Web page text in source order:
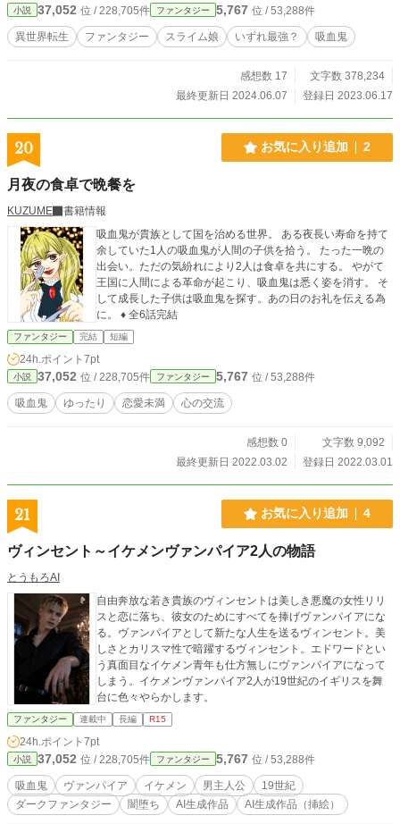
小説 37,052 位 / 228,705件 ファンタジー 5,767 位 / 53,288件
異世界転生 ファンタジー スライム娘 いずれ最強？ 吸血鬼
感想数 17
文字数 378,234
最終更新日 2024.06.07
登録日 2023.06.17
20 お気に入り追加 2
月夜の食卓で晩餐を
KUZUME
書籍情報
吸血鬼が貴族として国を治める世界。 ある夜長い寿命を持て
余していた1人の吸血鬼が人間の子供を拾う。 たった一晩の
出会い。ただの気紛れにより2人は食卓を共にする。 やがて
王国に人間による革命が起こり、吸血鬼は悉く姿を消す。 そ
して成長した子供は吸血鬼を探す。あの日のお礼を伝える為
に。 ♦︎ 全6話完結
ファンタジー 完結 短編
24h.ポイント 7pt
小説 37,052 位 / 228,705件 ファンタジー 5,767 位 / 53,288件
吸血鬼 ゆったり 恋愛未満 心の交流
感想数 0
文字数 9,092
最終更新日 2022.03.02
登録日 2022.03.01
21 お気に入り追加 4
ヴィンセント～イケメンヴァンパイア2人の物語
とうもろAI
自由奔放な若き貴族のヴィンセントは美しき悪魔の女性リリ
スと恋に落ち、彼女のためにすべてを捧げヴァンパイアにな
る。ヴァンパイアとして新たな人生を送るヴィンセント。美
しさとカリスマ性で暗躍するヴィンセント。エドワードとい
う真面目なイケメン青年も仕方無しにヴァンパイアになって
しまう。イケメンヴァンパイア2人が19世紀のイギリスを舞
台に色々やらかします。
ファンタジー 連載中 長編 R15
24h.ポイント 7pt
小説 37,052 位 / 228,705件 ファンタジー 5,767 位 / 53,288件
吸血鬼 ヴァンパイア イケメン 男主人公
19世紀
ダークファンタジー
闇堕ち AI生成作品 AI生成作品（挿絵）